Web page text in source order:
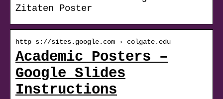
Zitaten Poster
http s://sites.google.com › colgate.edu
Academic Posters –
Google Slides
Instructions